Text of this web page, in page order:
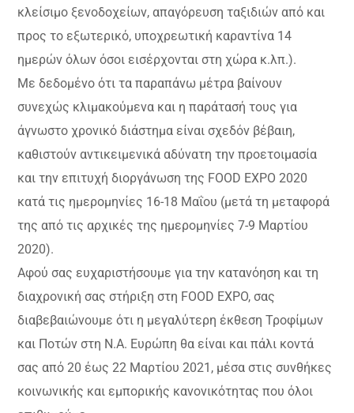
κλείσιμο ξενοδοχείων, απαγόρευση ταξιδιών από και
προς το εξωτερικό, υποχρεωτική καραντίνα 14
ημερών όλων όσοι εισέρχονται στη χώρα κ.λπ.).
Με δεδομένο ότι τα παραπάνω μέτρα βαίνουν
συνεχώς κλιμακούμενα και η παράτασή τους για
άγνωστο χρονικό διάστημα είναι σχεδόν βέβαιη,
καθιστούν αντικειμενικά αδύνατη την προετοιμασία
και την επιτυχή διοργάνωση της FOOD EXPO 2020
κατά τις ημερομηνίες 16-18 Μαΐου (μετά τη μεταφορά
της από τις αρχικές της ημερομηνίες 7-9 Μαρτίου
2020).
Αφού σας ευχαριστήσουμε για την κατανόηση και τη
διαχρονική σας στήριξη στη FOOD EXPO, σας
διαβεβαιώνουμε ότι η μεγαλύτερη έκθεση Τροφίμων
και Ποτών στη Ν.A. Ευρώπη θα είναι και πάλι κοντά
σας από 20 έως 22 Μαρτίου 2021, μέσα στις συνθήκες
κοινωνικής και εμπορικής κανονικότητας που όλοι